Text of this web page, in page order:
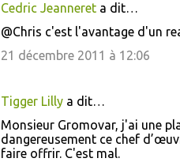
Cedric Jeannereta dit…
@Chris c'est l'avantage d'un
21 décembre 2011 à 12:06
Tigger Lillya dit…
Monsieur Gromovar, j'ai une
dangereusement ce chef
faire offrir. C'est mal.